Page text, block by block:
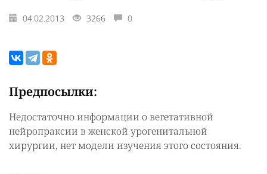
04.02.2013 3266 0
Предпосылки:
Недостаточно информации о вегетативной
нейропраксии в женской урогенитальной
хирургии, нет модели изучения этого состояния.